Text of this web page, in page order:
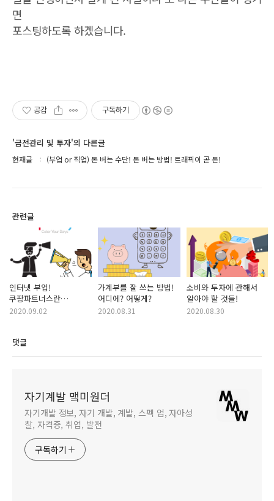
면
포스팅하도록 하겠습니다.
공감 구독하기
'금전관리 및 투자'의 다른글
현재글 (부업 or 직업) 돈 버는 수단! 돈 버는 방법! 트래픽이 곧 돈!
관련글
인터넷 부업!
쿠팡파트너스란
무엇인가?
2020.09.02
가계부를 잘 쓰는 방법!
어디에? 어떻게?
2020.08.31
소비와 투자에 관해서
알아야 할 것들!
2020.08.30
댓글
자기계발 맼미원더
자기개발 정보, 자기 개발, 계발, 스펙 업, 자아성
찰, 자격증, 취업, 발전
구독하기